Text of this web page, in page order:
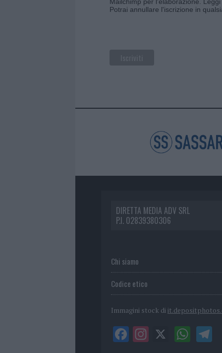
Potrai annullare l'iscrizione in
DIRETTA MEDIA ADV SRL
P.I. 02839380306
Chi siamo
Codice etico
Immagini stock di